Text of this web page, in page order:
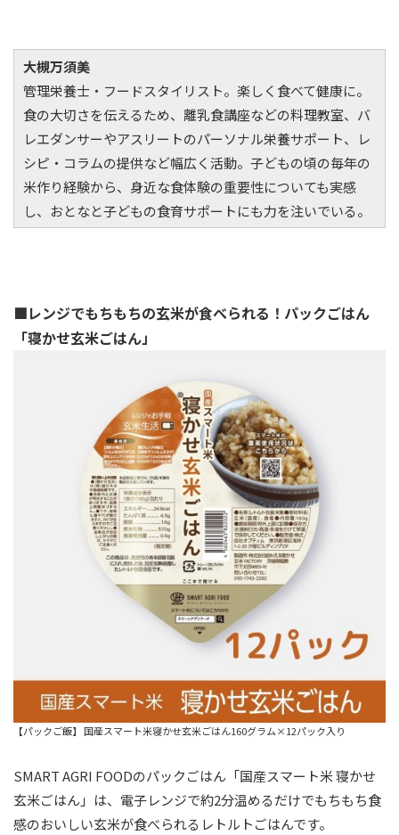
大槻万須美
管理栄養士・フードスタイリスト。楽しく食べて健康に。
食の大切さを伝えるため、離乳食講座などの料理教室、バ
レエダンサーやアスリートのパーソナル栄養サポート、レ
シピ・コラムの提供など幅広く活動。子どもの頃の毎年の
米作り経験から、身近な食体験の重要性についても実感
し、おとなと子どもの食育サポートにも力を注いでいる。
■レンジでもちもちの玄米が食べられる！パックごはん
「寝かせ玄米ごはん」
【パックご飯】 国産スマート米寝かせ玄米ごはん160グラム×12パック入り
SMART AGRI FOODのパックごはん「国産スマート米 寝かせ
玄米ごはん」は、電子レンジで約2分温めるだけでもちもち食
感のおいしい玄米が食べられるレトルトごはんです。